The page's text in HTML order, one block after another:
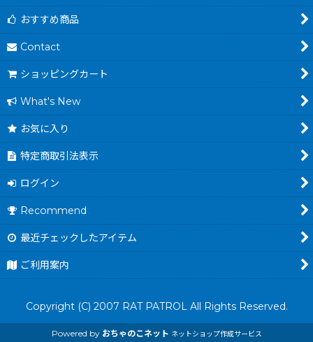
おすすめ商品
Contact
ショッピングカート
What's New
お気に入り
特定商取引法表示
ログイン
Recommend
最近チェックしたアイテム
ご利用案内
Copyright (C) 2007 RAT PATROL All Rights Reserved.
Powered by おちゃのこネット ネットショップ作成サービス